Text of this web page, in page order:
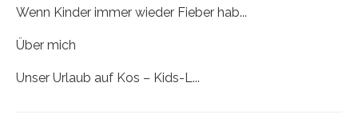
Wenn Kinder immer wieder Fieber hab...
Über mich
Unser Urlaub auf Kos – Kids-L...